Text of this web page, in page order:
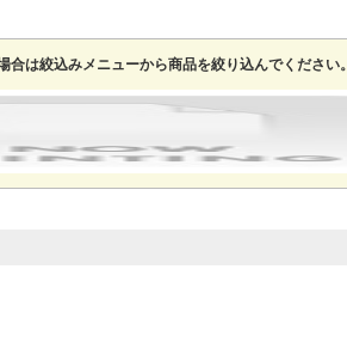
合は絞込みメニューから商品を絞り込んでください。